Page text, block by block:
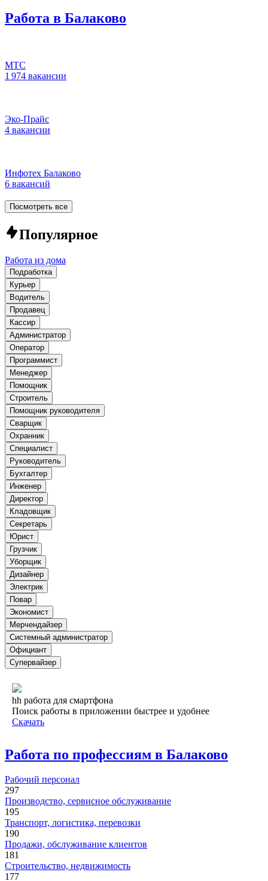
Работа в Балаково
МТС
1 974 вакансии
Эко-Прайс
4 вакансии
Инфотех Балаково
6 вакансий
Посмотреть все
Популярное
Работа из дома
Подработка
Курьер
Водитель
Продавец
Кассир
Администратор
Оператор
Программист
Менеджер
Помощник
Строитель
Помощник руководителя
Сварщик
Охранник
Специалист
Руководитель
Бухгалтер
Инженер
Директор
Кладовщик
Секретарь
Юрист
Грузчик
Уборщик
Дизайнер
Электрик
Повар
Экономист
Мерчендайзер
Системный администратор
Официант
Супервайзер
hh работа для смартфона
Поиск работы в приложении быстрее и удобнее
Скачать
Работа по профессиям в Балаково
Рабочий персонал
297
Производство, сервисное обслуживание
195
Транспорт, логистика, перевозки
190
Продажи, обслуживание клиентов
181
Строительство, недвижимость
177